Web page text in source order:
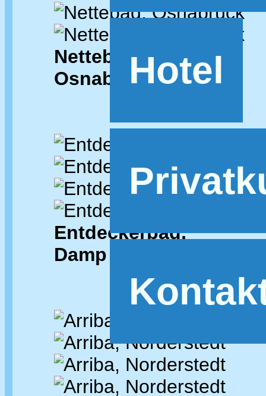
Hotel
Nettebad,
Osnabrück
Entdeckerbad,
Damp